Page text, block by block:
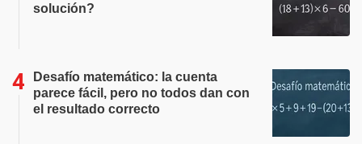
solución?
Desafío matemático: la cuenta
parece fácil, pero no todos dan con
el resultado correcto